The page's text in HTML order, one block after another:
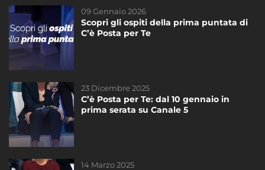
09 Gennaio 2026
Scopri gli ospiti della prima puntata di
C’è Posta per Te
23 Dicembre 2025
C’è Posta per Te: dal 10 gennaio in
prima serata su Canale 5
14 Marzo 2025
07 Febbraio 2014
Sabato 8 febbraio ore 21,10 il quinto
appuntamento di “C’è Posta per te”.
16 Febbraio 2024
Scopri gli ospiti della quinta puntata di
#CePostaPerTe
18 Febbraio 2022